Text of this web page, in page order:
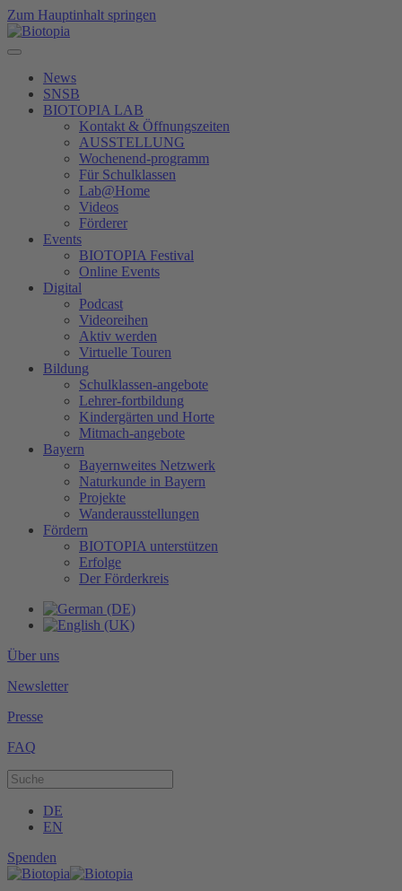
Zum Hauptinhalt springen
News
SNSB
BIOTOPIA LAB
Kontakt & Öffnungszeiten
AUSSTELLUNG
Wochenend-programm
Für Schulklassen
Lab@Home
Videos
Förderer
Events
BIOTOPIA Festival
Online Events
Digital
Podcast
Videoreihen
Aktiv werden
Virtuelle Touren
Bildung
Schulklassen-angebote
Lehrer-fortbildung
Kindergärten und Horte
Mitmach-angebote
Bayern
Bayernweites Netzwerk
Naturkunde in Bayern
Projekte
Wanderausstellungen
Fördern
BIOTOPIA unterstützen
Erfolge
Der Förderkreis
Über uns
Newsletter
Presse
FAQ
DE
EN
Spenden